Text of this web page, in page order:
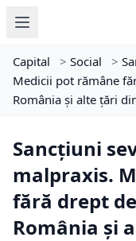
Capital > Social >
Medicii pot rămâne
România și alte țări
Sancțiuni
malpraxis.
fără drept
România și